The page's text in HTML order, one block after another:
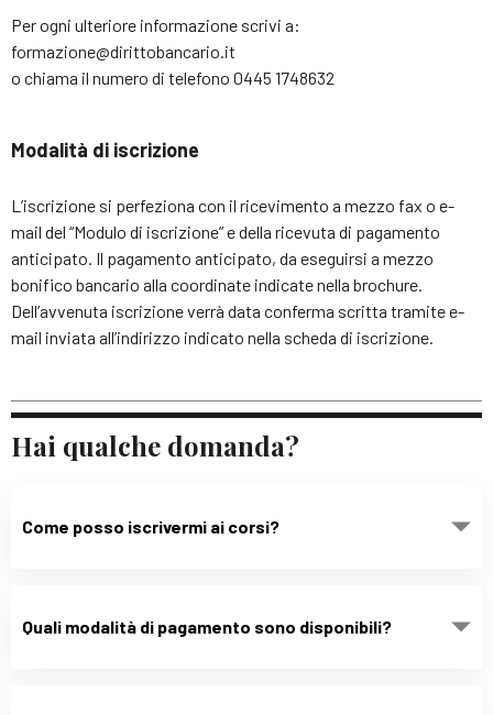
Per ogni ulteriore informazione scrivi a:
formazione@dirittobancario.it
o chiama il numero di telefono 0445 1748632
Modalità di iscrizione
L’iscrizione si perfeziona con il ricevimento a mezzo fax o e-
mail del “Modulo di iscrizione” e della ricevuta di pagamento
anticipato. Il pagamento anticipato, da eseguirsi a mezzo
bonifico bancario alla coordinate indicate nella brochure.
Dell’avvenuta iscrizione verrà data conferma scritta tramite e-
mail inviata all’indirizzo indicato nella scheda di iscrizione.
Hai qualche domanda?
Come posso iscrivermi ai corsi?
Quali modalità di pagamento sono disponibili?